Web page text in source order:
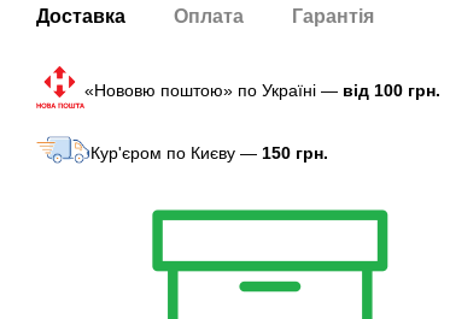
Доставка Оплата Гарантія
«Нововю поштою» по Україні — від 100 грн.
Кур'єром по Києву — 150 грн.